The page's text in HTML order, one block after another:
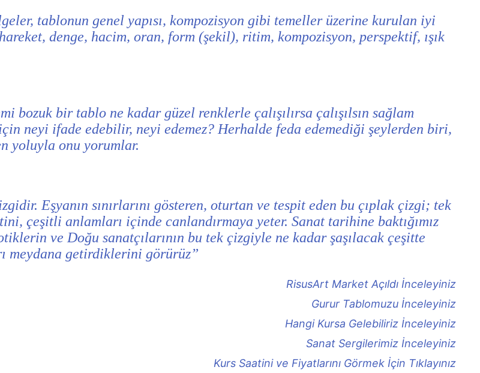
tablonun genel yapısı, kompozisyon gibi temeller üzerine kurulan iyi
denge, hacim, oran, form (şekil), ritim, kompozisyon, perspektif, ışık
bozuk bir tablo ne kadar güzel renklerle çalışılırsa çalışılsın sağlam
neyi ifade edebilir, neyi edemez? Herhalde feda edemediği şeylerden biri,
yoluyla onu yorumlar.
Eşyanın sınırlarını gösteren, oturtan ve tespit eden bu çıplak çizgi; tek
çeşitli anlamları içinde canlandırmaya yeter. Sanat tarihine baktığımız
ve Doğu sanatçılarının bu tek çizgiyle ne kadar şaşılacak çeşitte
meydana getirdiklerini görürüz”
RisusArt Market Açıldı İnceleyiniz
Gurur Tablomuzu İnceleyiniz
Hangi Kursa Gelebiliriz İnceleyiniz
Sanat Sergilerimiz İnceleyiniz
Kurs Saatini ve Fiyatlarını Görmek İçin Tıklayınız